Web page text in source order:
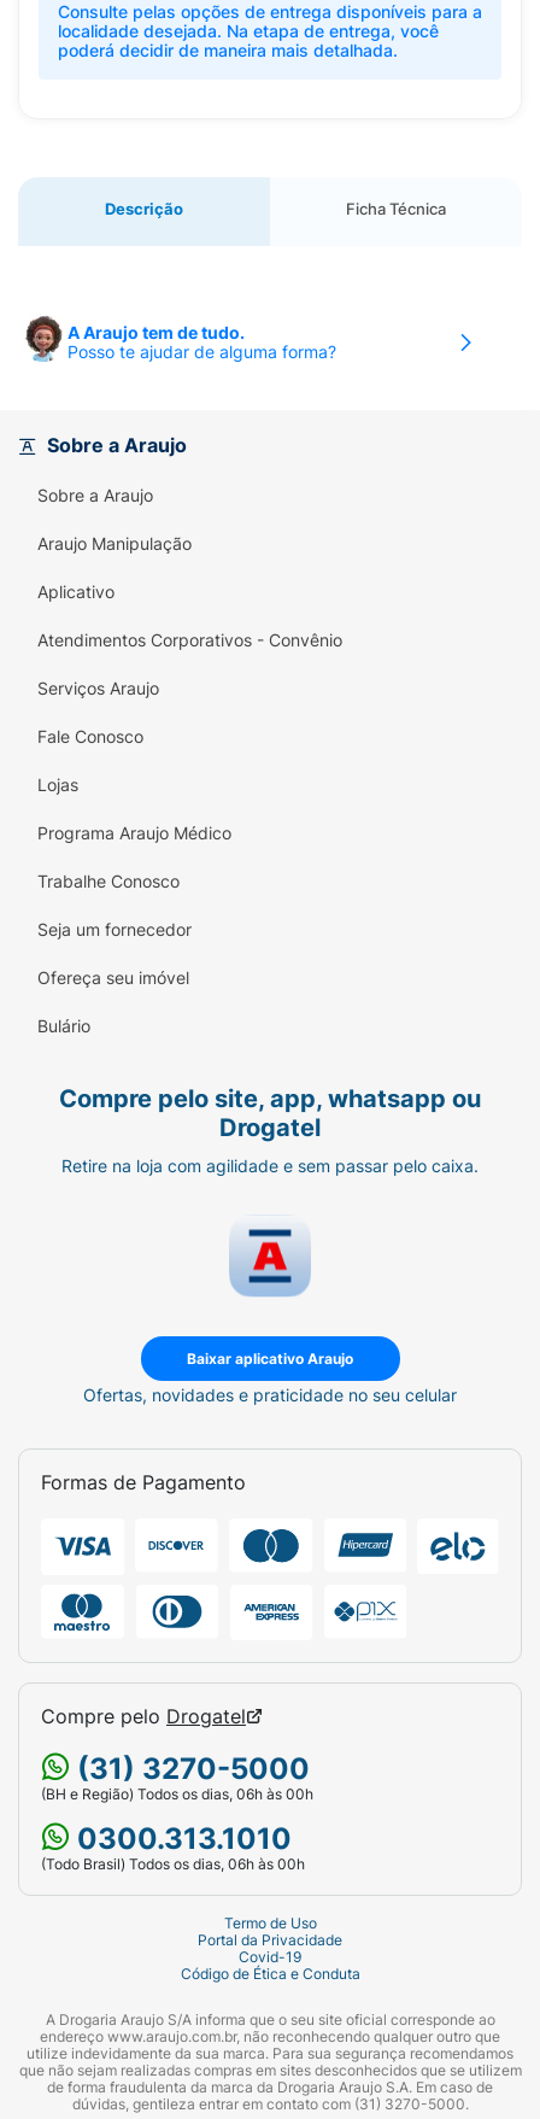
Consulte pelas opções de entrega disponíveis para a
localidade desejada. Na etapa de entrega, você
poderá decidir de maneira mais detalhada.
Descrição Ficha Técnica
A Araujo tem de tudo.
Posso te ajudar de alguma forma?
Sobre a Araujo
Sobre a Araujo
Araujo Manipulação
Aplicativo
Atendimentos Corporativos - Convênio
Serviços Araujo
Fale Conosco
Lojas
Programa Araujo Médico
Trabalhe Conosco
Seja um fornecedor
Ofereça seu imóvel
Bulário
Compre pelo site, app, whatsapp ou
Drogatel
Retire na loja com agilidade e sem passar pelo caixa.
Baixar aplicativo Araujo
Ofertas, novidades e praticidade no seu celular
Formas de Pagamento
Compre pelo Drogatel
(31) 3270-5000
(BH e Região) Todos os dias, 06h às 00h
0300.313.1010
(Todo Brasil) Todos os dias, 06h às 00h
Termo de Uso
Portal da Privacidade
Covid-19
Código de Ética e Conduta
A Drogaria Araujo S/A informa que o seu site oficial corresponde ao
endereço www.araujo.com.br, não reconhecendo qualquer outro que
utilize indevidamente da sua marca. Para sua segurança recomendamos
que não sejam realizadas compras em sites desconhecidos que se utilizem
de forma fraudulenta da marca da Drogaria Araujo S.A. Em caso de
dúvidas, gentileza entrar em contato com (31) 3270-5000.